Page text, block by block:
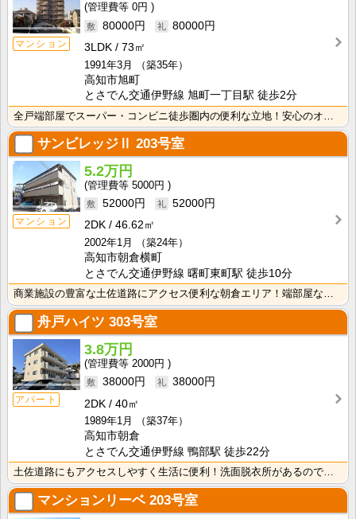
マンション
0円
80000円
80000円
3LDK
73㎡
1991年3月
（築35年）
高知市旭町
とさでん交通伊野線 旭町一丁目駅 徒歩2分
全戸端部屋でスーパー・コンビニ徒歩圏内の便利な立地！安心のオール電化！シャンプードレッサー付で朝の忙･･･
サンビレッジⅡ 203号室
マンション
5.2万円
5000円
52000円
52000円
2DK
46.62㎡
2002年1月
（築24年）
高知市朝倉横町
とさでん交通伊野線 曙町東町駅 徒歩10分
商業施設の豊富な土佐道路にアクセス便利な朝倉エリア！端部屋なので窓が多く、採光性・通風性良好！
舟戸ハイツ 303号室
アパート
3.8万円
2000円
38000円
38000円
2DK
40㎡
1989年1月
（築37年）
高知市朝倉
とさでん交通伊野線 鴨部駅 徒歩22分
土佐道路にもアクセスしやすく生活に便利！洗面脱衣所があるので朝の身支度・入浴が快適！
マンションリーベ203号室